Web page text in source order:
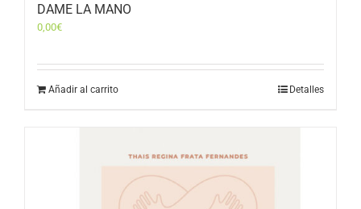
DAME LA MANO
0,00€
Añadir al carrito Detalles